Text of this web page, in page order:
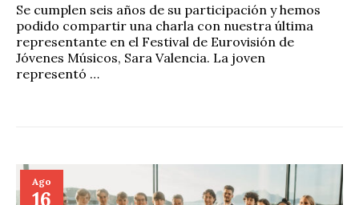
Se cumplen seis años de su participación y hemos
podido compartir una charla con nuestra última
representante en el Festival de Eurovisión de
Jóvenes Músicos, Sara Valencia. La joven
representó …
Ago
16